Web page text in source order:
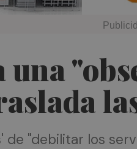
una
de "debilitar los